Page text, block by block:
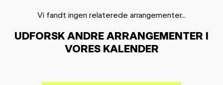
Vi fandt ingen relaterede arrangementer...
UDFORSK ANDRE ARRANGEMENTER I
VORES KALENDER